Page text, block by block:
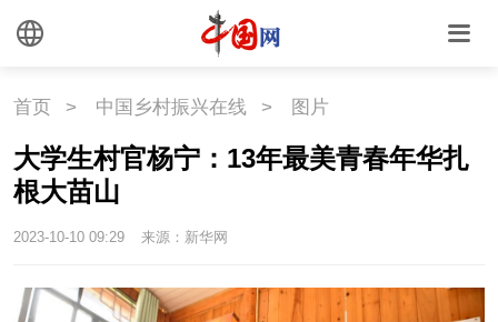
中国关键词
文化
文化 文创 艺术
首页 > 中国乡村振兴在线 > 图片
大学生村官杨宁：13年最美青春年华扎
根大苗山
2023-10-10 09:29 来源：新华网